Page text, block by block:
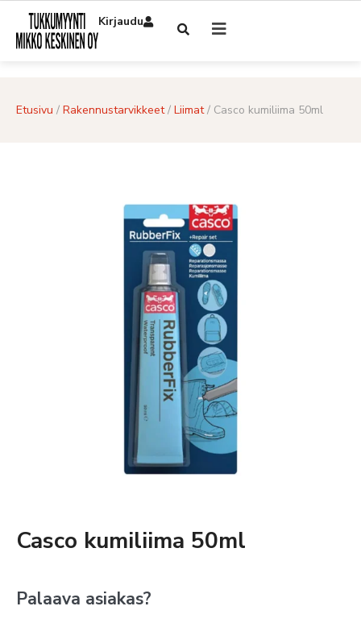
Kirjaudu
Etusivu / Rakennustarvikkeet/ Liimat/ Casco kumiliima 50ml
Casco kumiliima 50ml
Palaava asiakas?